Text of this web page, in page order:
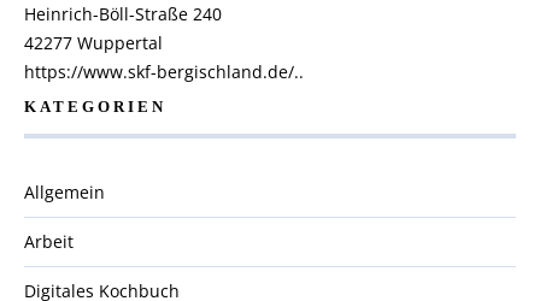
Heinrich-Böll-Straße 240
42277 Wuppertal
https://www.skf-bergischland.de/..
KATEGORIEN
Allgemein
Arbeit
Digitales Kochbuch